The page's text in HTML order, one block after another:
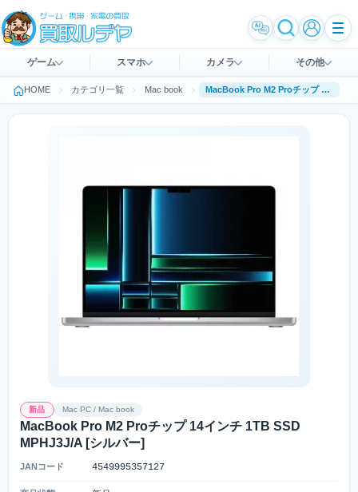
ゲーム スマホ カメラ その他
HOME カテゴリ一覧 Mac book MacBook Pro M2 Proチップ 14インチ 1TB SSD MPHJ3J/A [シルバー]
新品 Mac PC / Mac book
MacBook Pro M2 Proチップ 14インチ 1TB SSD
MPHJ3J/A [シルバー]
JANコード 4549995357127